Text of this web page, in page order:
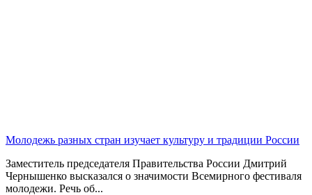
Молодежь разных стран изучает культуру и традиции России
Заместитель председателя Правительства России Дмитрий
Чернышенко высказался о значимости Всемирного фестиваля
молодежи. Речь об...